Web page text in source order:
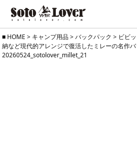
Skip
to
HOME > キャンプ用品>バックパック > ビビ
納など現代的アレンジで復活したミレーの名作
20260524_sotolover_millet_21